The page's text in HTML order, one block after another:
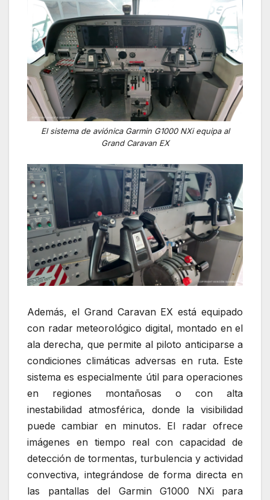
El sistema de aviónica Garmin G1000 NXi equipa al
Grand Caravan EX
Además, el Grand Caravan EX está equipado
con radar meteorológico digital, montado en el
ala derecha, que permite al piloto anticiparse a
condiciones climáticas adversas en ruta. Este
sistema es especialmente útil para operaciones
en regiones montañosas o con alta
inestabilidad atmosférica, donde la visibilidad
puede cambiar en minutos. El radar ofrece
imágenes en tiempo real con capacidad de
detección de tormentas, turbulencia y actividad
convectiva, integrándose de forma directa en
las pantallas del Garmin G1000 NXi para